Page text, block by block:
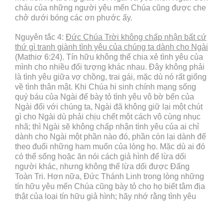
cháu của những người yêu mến Chúa cũng được che
chở dưới bóng các ơn phước ấy.
Nguyên tắc 4: Đức Chúa Trời không chấp nhận bất cứ
thứ gì tranh giành tình yêu của chúng ta dành cho Ngài
(Mathiơ 6:24). Tín hữu không thể chia xẻ tình yêu của
mình cho nhiều đối tượng khác nhau. Đây không phải
là tình yêu giữa vợ chồng, trai gái, mặc dù nó rất giống
về tình thân mật. Khi Chúa hi sinh chính mạng sống
quý báu của Ngài để bày tỏ tình yêu vô bờ bến của
Ngài đối với chúng ta, Ngài đã không giữ lại một chút
gì cho Ngài dù phải chịu chết một cách vô cùng nhục
nhã; thì Ngài sẽ không chấp nhận tình yêu của ai chỉ
dành cho Ngài một phần nào đó, phần còn lại dành để
theo đuổi những ham muốn của lòng họ. Mặc dù ai đó
có thể sống hoặc ăn nói cách giả hình để lừa dối
người khác, nhưng không thể lừa dối được Đấng
Toàn Tri. Hơn nữa, Đức Thánh Linh trong lòng những
tín hữu yêu mến Chúa cũng bày tỏ cho họ biết tâm địa
thật của loại tín hữu giả hình; hãy nhớ rằng tình yêu